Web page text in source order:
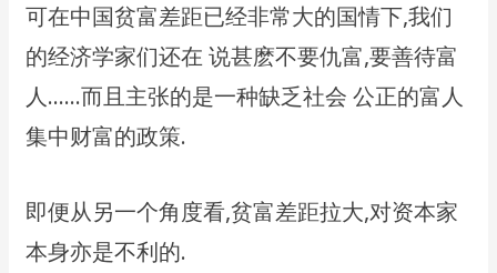
可在中国贫富差距已经非常大的国情下,我们
的经济学家们还在 说甚麽不要仇富,要善待富
人……而且主张的是一种缺乏社会 公正的富人
集中财富的政策.
即便从另一个角度看,贫富差距拉大,对资本家
本身亦是不利的.